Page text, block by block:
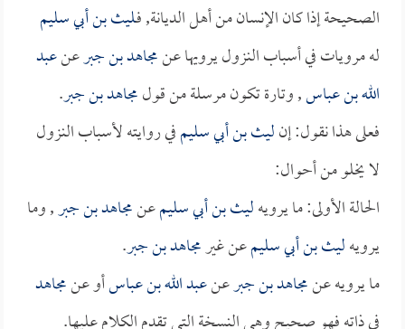
الصحيحة إذا كان الإنسان من أهل الديانة, فـليث بن أبي سليم
له مرويات في أسباب النزول يرويها عنمجاهد بن جبرعنعبد
الله بن عباس, وتارة تكون مرسلة من قولمجاهد بن جبر.
فعلى هذا نقول: إنليث بن أبي سليمفي روايته لأسباب النزول
لا يخلو من أحوال:
الحالة الأولى: ما يرويهليث بن أبي سليمعنمجاهد بن جبر, وما
يرويهليث بن أبي سليمعن غيرمجاهد بن جبر.
ما يرويه عنمجاهد بن جبرعنعبد الله بن عباسأو عنمجاهد